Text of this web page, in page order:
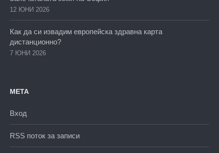
12 ЮНИ 2026
Как да си извадим европейска здравна карта
дистанционно?
7 ЮНИ 2026
МЕТА
Вход
RSS поток за записи